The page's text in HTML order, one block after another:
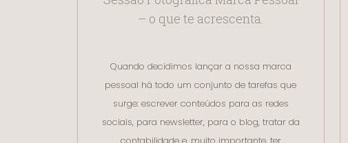
– o que te acrescenta.
Quando decidimos lançar a nossa marca
pessoal há todo um conjunto de tarefas que
surge: escrever conteúdos para as redes
sociais, para newsletter, para o blog, tratar da